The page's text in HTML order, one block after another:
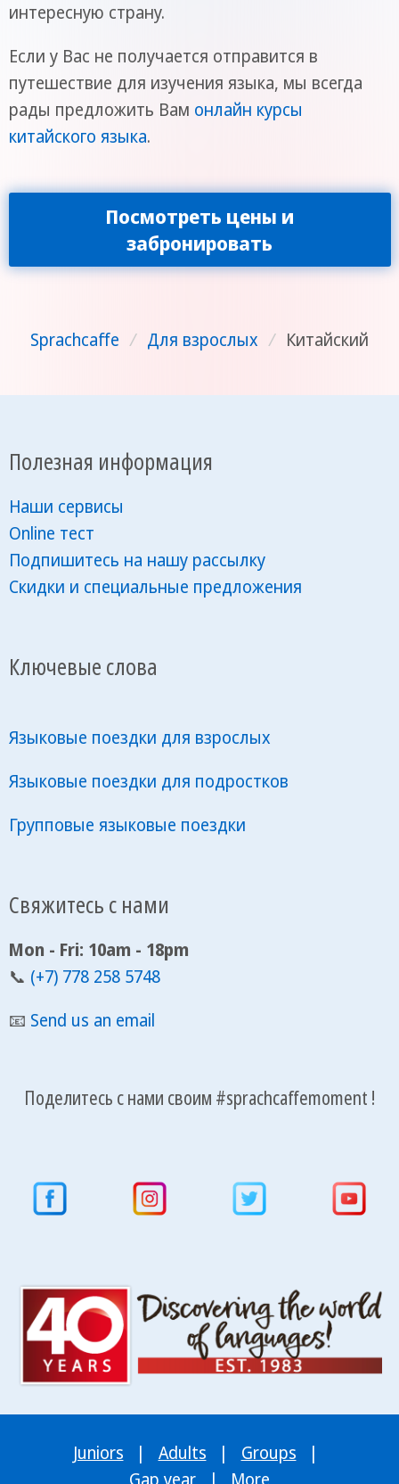
интересную страну.
Если у Вас не получается отправится в
путешествие для изучения языка, мы всегда
рады предложить Вам онлайн курсы
китайского языка.
Посмотреть цены и
забронировать
Sprachcaffe / Для взрослых / Китайский
Полезная информация
Наши сервисы
Online тест
Подпишитесь на нашу рассылку
Скидки и специальные предложения
Ключевые слова
Языковые поездки для взрослых
Языковые поездки для подростков
Групповые языковые поездки
Свяжитесь с нами
Mon - Fri: 10am - 18pm
📞 (+7) 778 258 5748
📧 Send us an email
Поделитесь с нами своим #sprachcaffemoment !
Juniors | Adults | Groups
|